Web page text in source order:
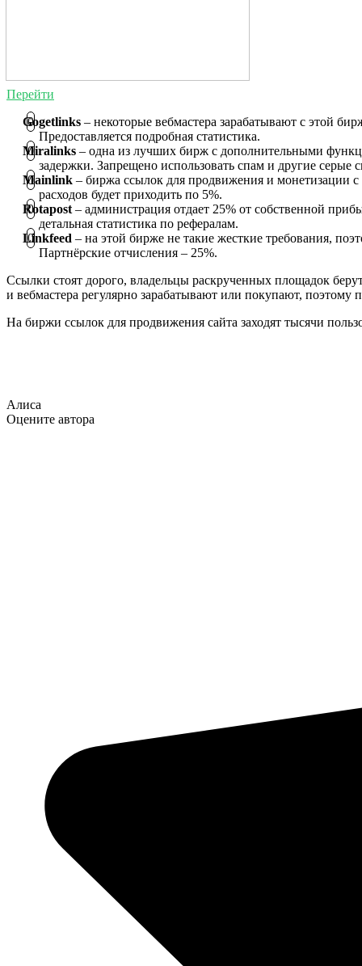
Перейти
Gogetlinks – некоторые вебмастера зарабатывают с этой
Предоставляется подробная статистика.
Miralinks – одна из лучших бирж с дополнительными
задержки. Запрещено использовать спам и другие серые
Mainlink – биржа ссылок для продвижения и монетизации
расходов будет приходить по 5%.
Rotapost – администрация отдает 25% от собственной
детальная статистика по рефералам.
Linkfeed – на этой бирже не такие жесткие требования,
Партнёрские отчисления – 25%.
Ссылки стоят дорого, владельцы раскрученных площадок
и вебмастера регулярно зарабатывают или покупают, поэтому
На биржи ссылок для продвижения сайта заходят тысячи
Алиса
Оцените автора